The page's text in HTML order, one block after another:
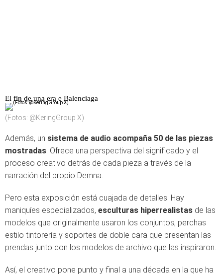
El fin de una era e Balenciaga
(Fotos: @KeringGroup X)
Además, un sistema de audio acompaña 50 de las piezas
mostradas. Ofrece una perspectiva del significado y el
proceso creativo detrás de cada pieza a través de la
narración del propio Demna.
Pero esta exposición está cuajada de detalles. Hay
maniquíes especializados, esculturas hiperrealistas de las
modelos que originalmente usaron los conjuntos, perchas
estilo tintorería y soportes de doble cara que presentan las
prendas junto con los modelos de archivo que las inspiraron.
Así, el creativo pone punto y final a una década en la que ha